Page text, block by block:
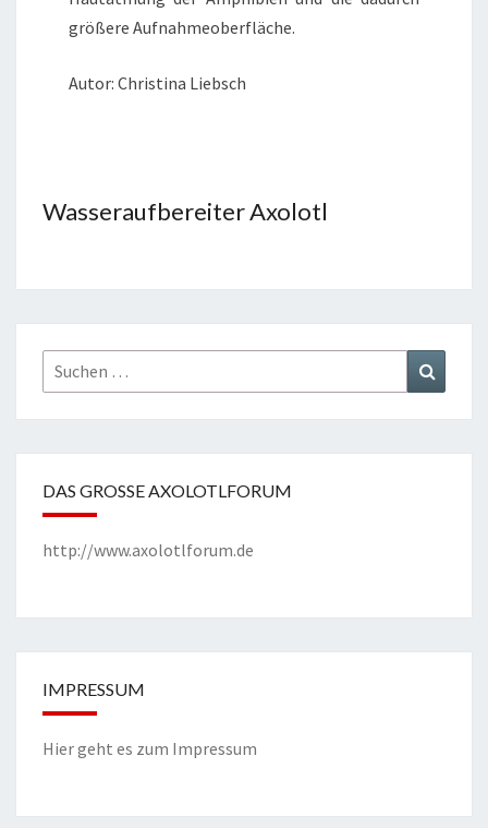
größere Aufnahmeoberfläche.
Autor: Christina Liebsch
Wasseraufbereiter Axolotl
Suchen
nach:
DAS GROSSE AXOLOTLFORUM
http://www.axolotlforum.de
IMPRESSUM
Hier geht es zum Impressum